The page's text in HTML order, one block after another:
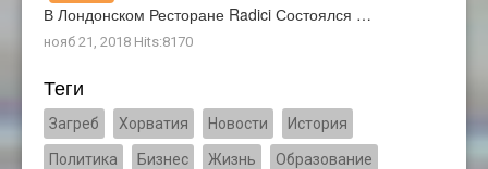
В Лондонском Ресторане Radici Состоялся …
нояб 21, 2018 Hits:8170
Теги
Загреб Хорватия Новости История
Политика Бизнес Жизнь Образование